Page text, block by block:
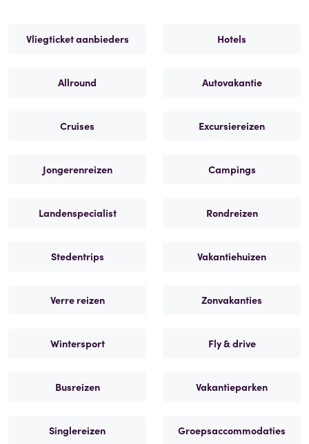
Vliegticket aanbieders Hotels
Allround Autovakantie
Cruises Excursiereizen
Jongerenreizen Campings
Landenspecialist Rondreizen
Stedentrips Vakantiehuizen
Verre reizen Zonvakanties
Wintersport Fly & drive
Busreizen Vakantieparken
Singlereizen Groepsaccommodaties